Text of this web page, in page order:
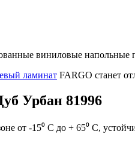
виниловые напольные
ламинат FARGO станет
Урбан 81996
-15⁰ С до + 65⁰ С,